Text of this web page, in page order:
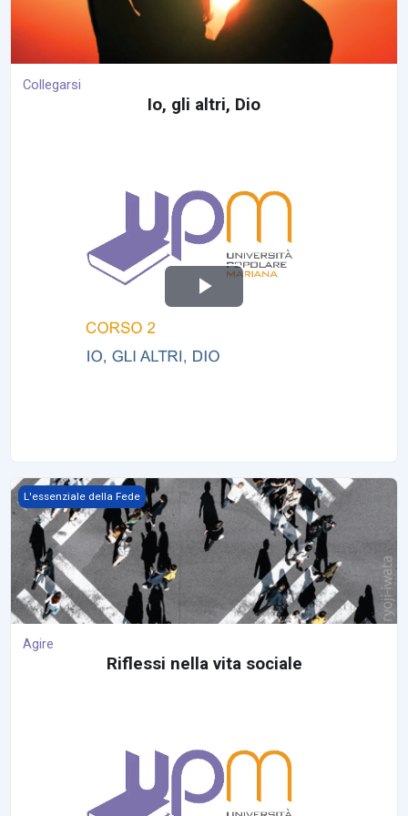
p
i
e
n
Collegarsi
Io, gli altri, Dio
Video abspielen
Agire
L'essenziale della Fede
Agire
Riflessi nella vita sociale